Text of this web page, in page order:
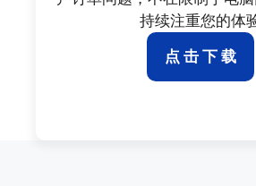
持续注重您的体
点 击 下 载